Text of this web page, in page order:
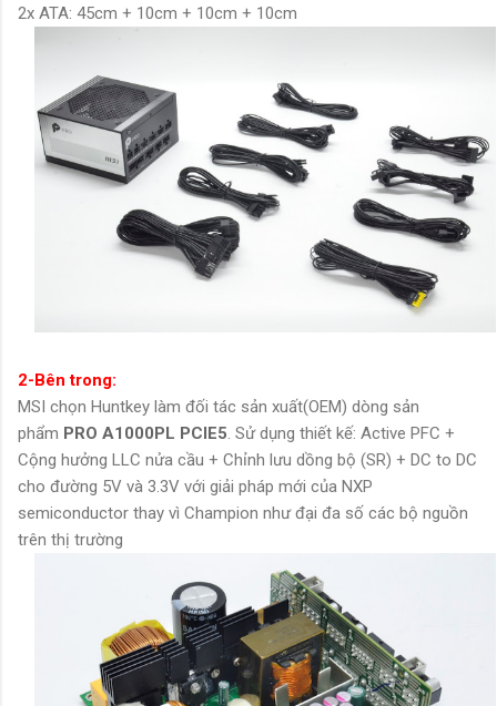
2x ATA: 45cm + 10cm + 10cm + 10cm
2-Bên trong:
MSI chọn Huntkey làm đối tác sản xuất(OEM) dòng sản
phẩm PRO A1000PL PCIE5. Sử dụng thiết kế: Active PFC +
Cộng hưởng LLC nửa cầu + Chỉnh lưu dồng bộ (SR) + DC to DC
cho đường 5V và 3.3V với giải pháp mới của NXP
semiconductor thay vì Champion như đại đa số các bộ nguồn
trên thị trường